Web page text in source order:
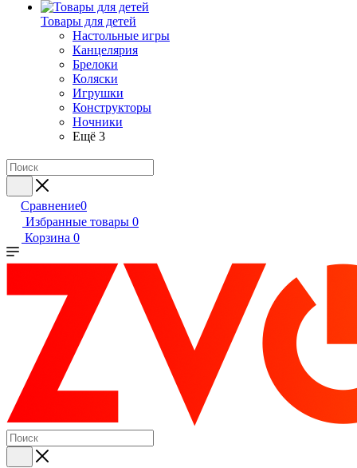
Товары для детей
Настольные игры
Канцелярия
Брелоки
Коляски
Игрушки
Конструкторы
Ночники
Ещё 3
Сравнение0
Избранные товары 0
Корзина 0